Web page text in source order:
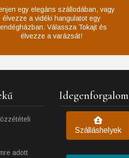
egy elegáns szállodában, vagy
élvezze a vidéki hangulatot egy
Válassza Tokajt és
élvezze a varázsát!
adott
Idegenforgalom
Szálláshelyek